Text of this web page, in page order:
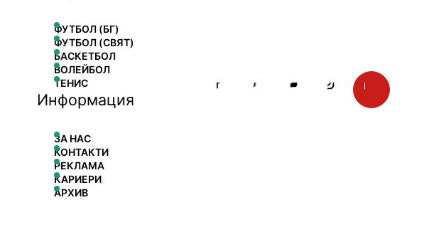
ФУТБОЛ (БГ)
ФУТБОЛ (СВЯТ)
БАСКЕТБОЛ
ВОЛЕЙБОЛ
ТЕНИС
Информация
ЗА НАС
КОНТАКТИ
РЕКЛАМА
КАРИЕРИ
АРХИВ